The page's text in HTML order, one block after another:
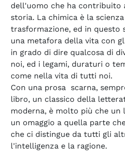
dell'uomo che ha contribuito
storia. La chimica è la
trasformazione, ed in questo
una metafora della vita con
in grado di dire qualcosa di
noi, ed i legami, duraturi o
come nella vita di tutti noi.
Con una prosa scarna,
libro, un classico della
moderna, è molto più che un
un omaggio a quella parte
che ci distingue da tutti gli
l'intelligenza e la ragione.